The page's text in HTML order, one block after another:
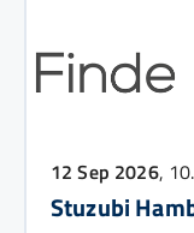
12 Sep 2026,
Stuzubi